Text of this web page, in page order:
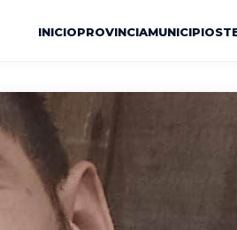
INICIOPROVINCIAMUNICIPIOS